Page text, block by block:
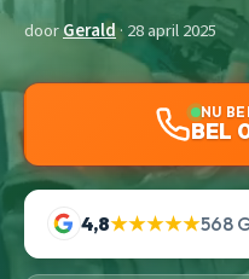
doorGerald· 28 april 2025
NU
BEL
4,8★★★★★568